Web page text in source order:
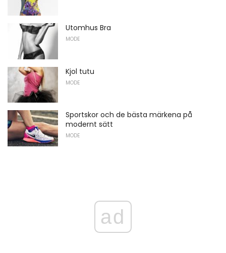
Utomhus Bra
MODE
Kjol tutu
MODE
Sportskor och de bästa märkena på
modernt sätt
MODE
ad